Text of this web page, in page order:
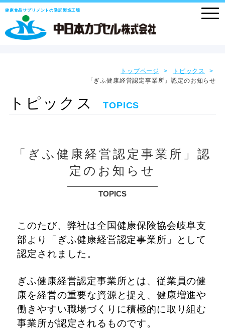
健康食品サプリメントの受託製造工場
トップページ
トピックス
「ぎふ健康経営認定事業所」認定のお知らせ
トピックス TOPICS
「ぎふ健康経営認定事業所」認
定のお知らせ
TOPICS
このたび、弊社は全国健康保険協会岐阜支
部より「ぎふ健康経営認定事業所」として
認定されました。
ぎふ健康経営認定事業所とは、従業員の健
康を経営の重要な資源と捉え、健康増進や
働きやすい職場づくりに積極的に取り組む
事業所が認定されるものです。